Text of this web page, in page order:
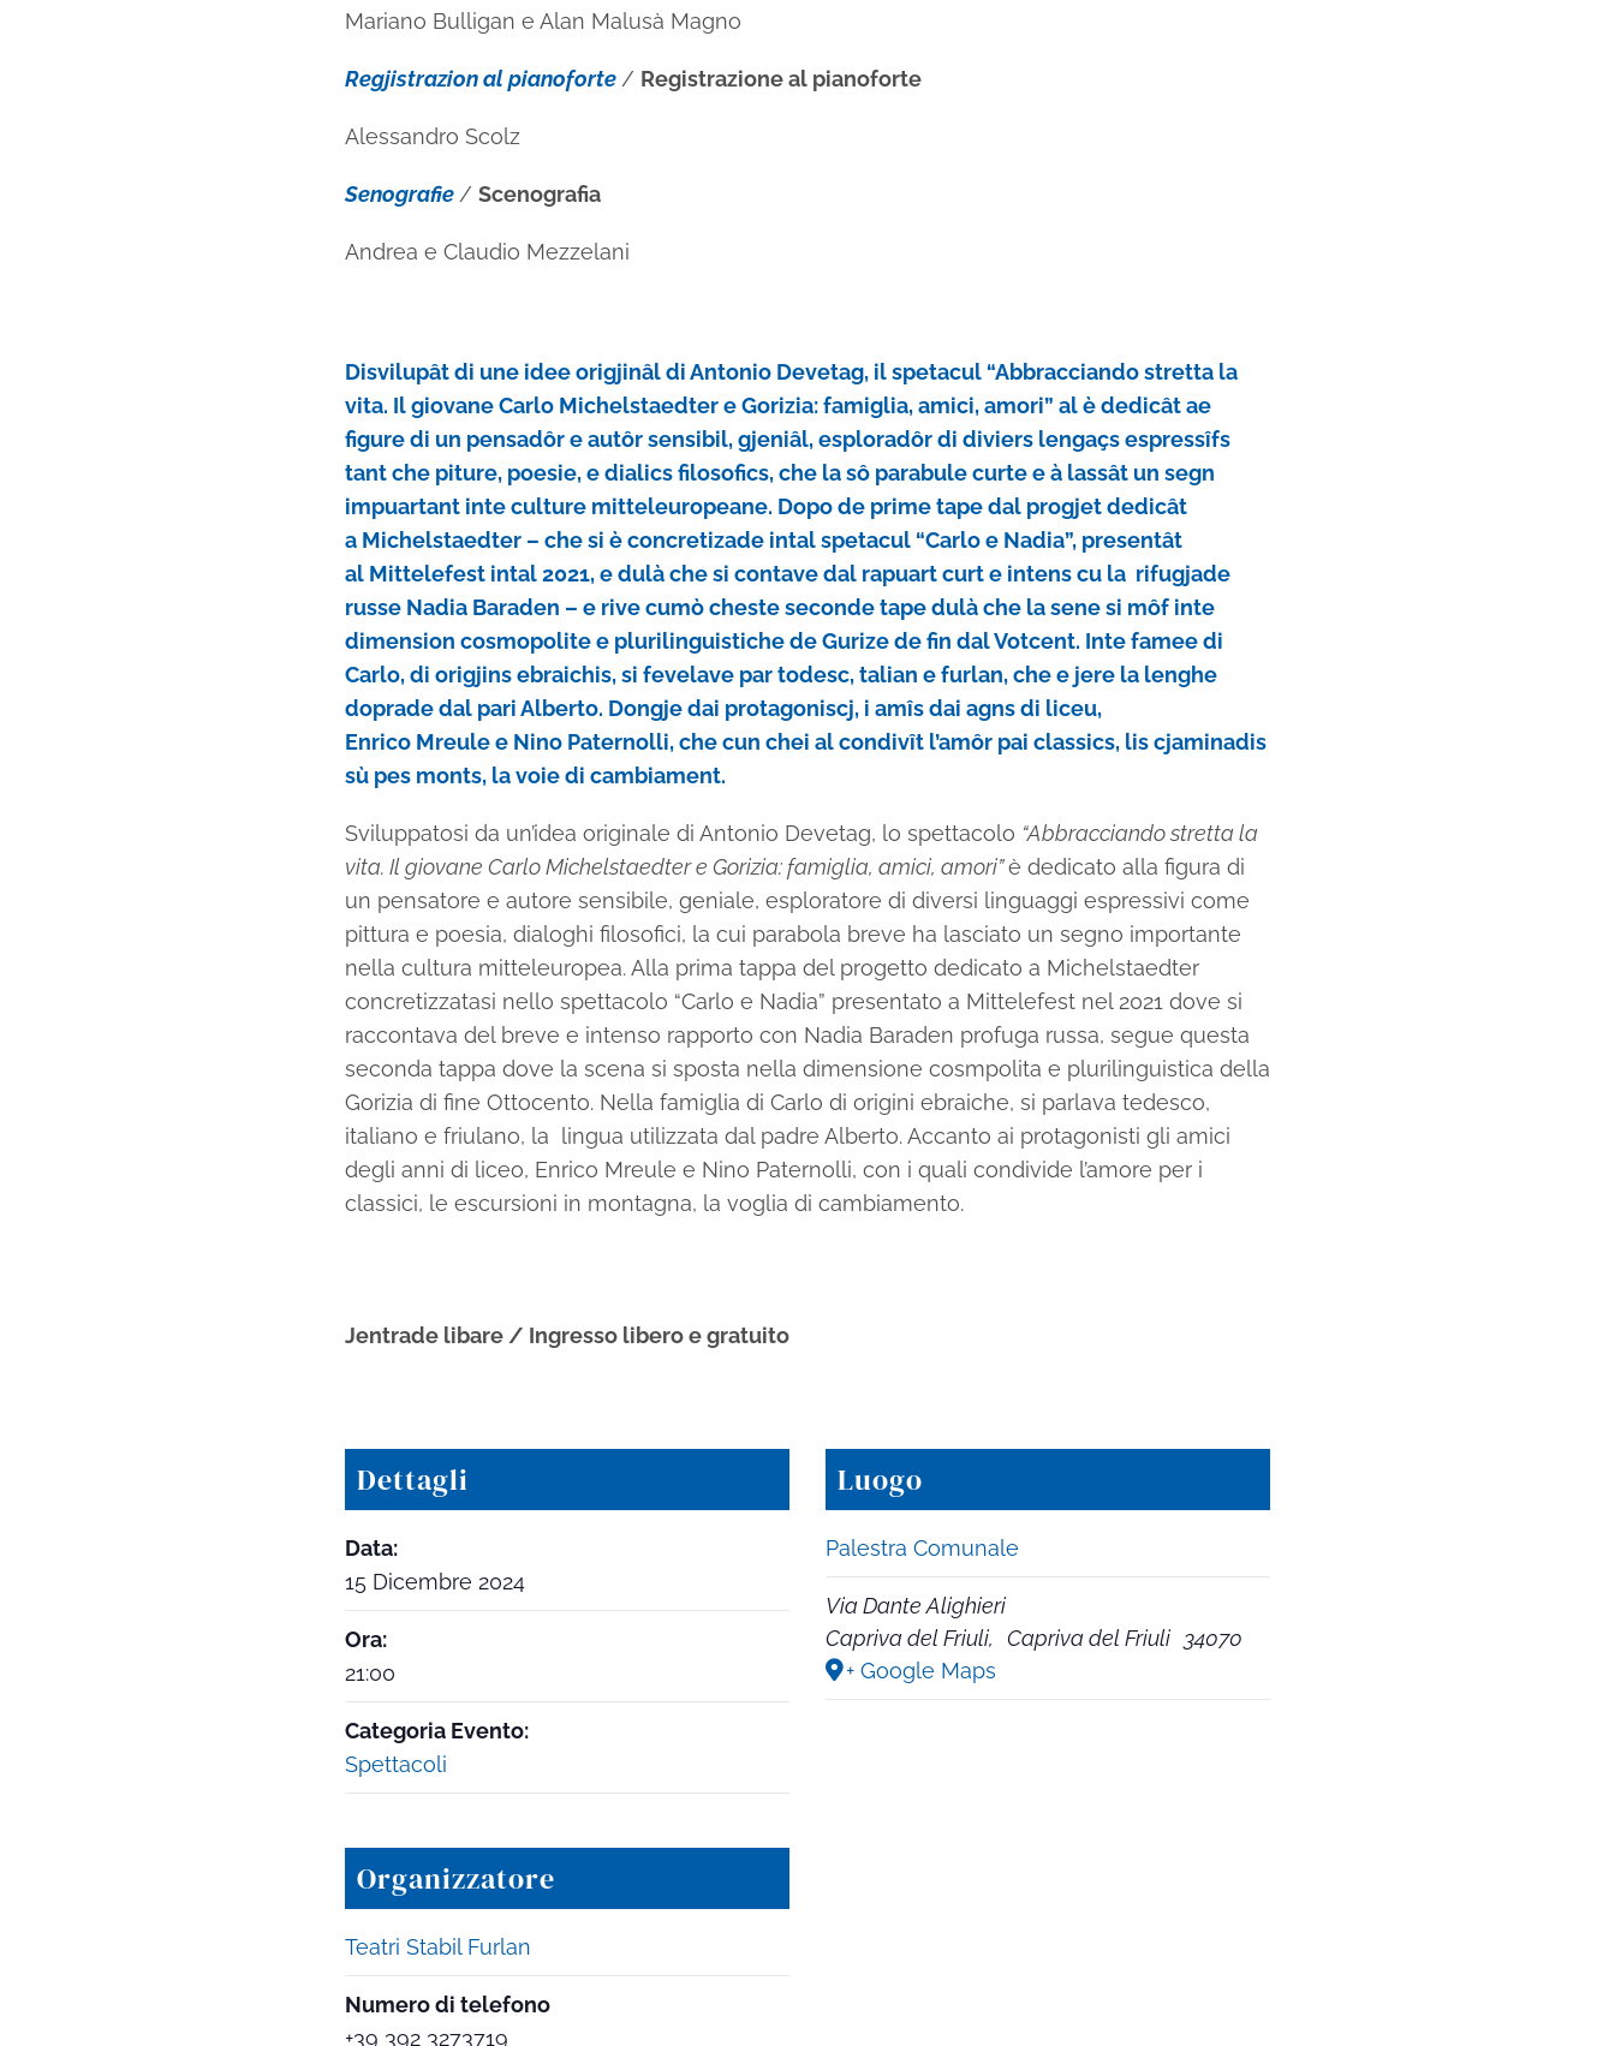
Mariano Bulligan e Alan Malusà Magno
Regjistrazion al pianoforte/ Registrazione al pianoforte
Alessandro Scolz
Senografie/ Scenografia
Andrea e Claudio Mezzelani
Disvilupât di une idee origjinâl di Antonio Devetag, il spetacul “Abbracciando stretta la
vita. Il giovane Carlo Michelstaedter e Gorizia: famiglia, amici, amori” al è dedicât ae
figure di un pensadôr e autôr sensibil, gjeniâl, esploradôr di diviers lengaçs espressîfs
tant che piture, poesie, e dialics filosofics, che la sô parabule curte e à lassât un segn
impuartant inte culture mitteleuropeane. Dopo de prime tape dal progjet dedicât
a Michelstaedter – che si è concretizade intal spetacul “Carlo e Nadia”, presentât
al Mittelefest intal 2021, e dulà che si contave dal rapuart curt e intens cu la rifugjade
russe Nadia Baraden – e rive cumò cheste seconde tape dulà che la sene si môf inte
dimension cosmopolite e plurilinguistiche de Gurize de fin dal Votcent. Inte famee di
Carlo, di origjins ebraichis, si fevelave par todesc, talian e furlan, che e jere la lenghe
doprade dal pari Alberto. Dongje dai protagoniscj, i amîs dai agns di liceu,
Enrico Mreule e Nino Paternolli, che cun chei al condivît l’amôr pai classics, lis cjaminadis
sù pes monts, la voie di cambiament.
Sviluppatosi da un’idea originale di Antonio Devetag, lo spettacolo “Abbracciando stretta la
vita. Il giovane Carlo Michelstaedter e Gorizia: famiglia, amici, amori”è dedicato alla figura di
un pensatore e autore sensibile, geniale, esploratore di diversi linguaggi espressivi come
pittura e poesia, dialoghi filosofici, la cui parabola breve ha lasciato un segno importante
nella cultura mitteleuropea. Alla prima tappa del progetto dedicato a Michelstaedter
concretizzatasi nello spettacolo “Carlo e Nadia” presentato a Mittelefest nel 2021 dove si
raccontava del breve e intenso rapporto con Nadia Baraden profuga russa, segue questa
seconda tappa dove la scena si sposta nella dimensione cosmpolita e plurilinguistica della
Gorizia di fine Ottocento. Nella famiglia di Carlo di origini ebraiche, si parlava tedesco,
italiano e friulano, la lingua utilizzata dal padre Alberto. Accanto ai protagonisti gli amici
degli anni di liceo, Enrico Mreule e Nino Paternolli, con i quali condivide l’amore per i
classici, le escursioni in montagna, la voglia di cambiamento.
Jentrade libare / Ingresso libero e gratuito
Dettagli
Data:
15 Dicembre 2024
Ora:
21:00
Categoria Evento:
Spettacoli
Organizzatore
Teatri Stabil Furlan
Numero di telefono
+39 392 3273719
Luogo
Palestra Comunale
Via Dante Alighieri
Capriva del Friuli, Capriva del Friuli 34070
+ Google Maps